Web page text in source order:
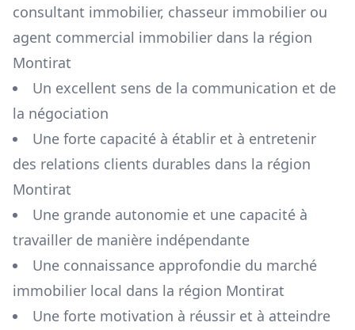
consultant immobilier, chasseur immobilier ou
agent commercial immobilier dans la région
Montirat
Un excellent sens de la communication et de
la négociation
Une forte capacité à établir et à entretenir
des relations clients durables dans la région
Montirat
Une grande autonomie et une capacité à
travailler de manière indépendante
Une connaissance approfondie du marché
immobilier local dans la région Montirat
Une forte motivation à réussir et à atteindre